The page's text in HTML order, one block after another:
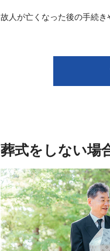
故人が亡くなった後の手続き
葬式をしない場